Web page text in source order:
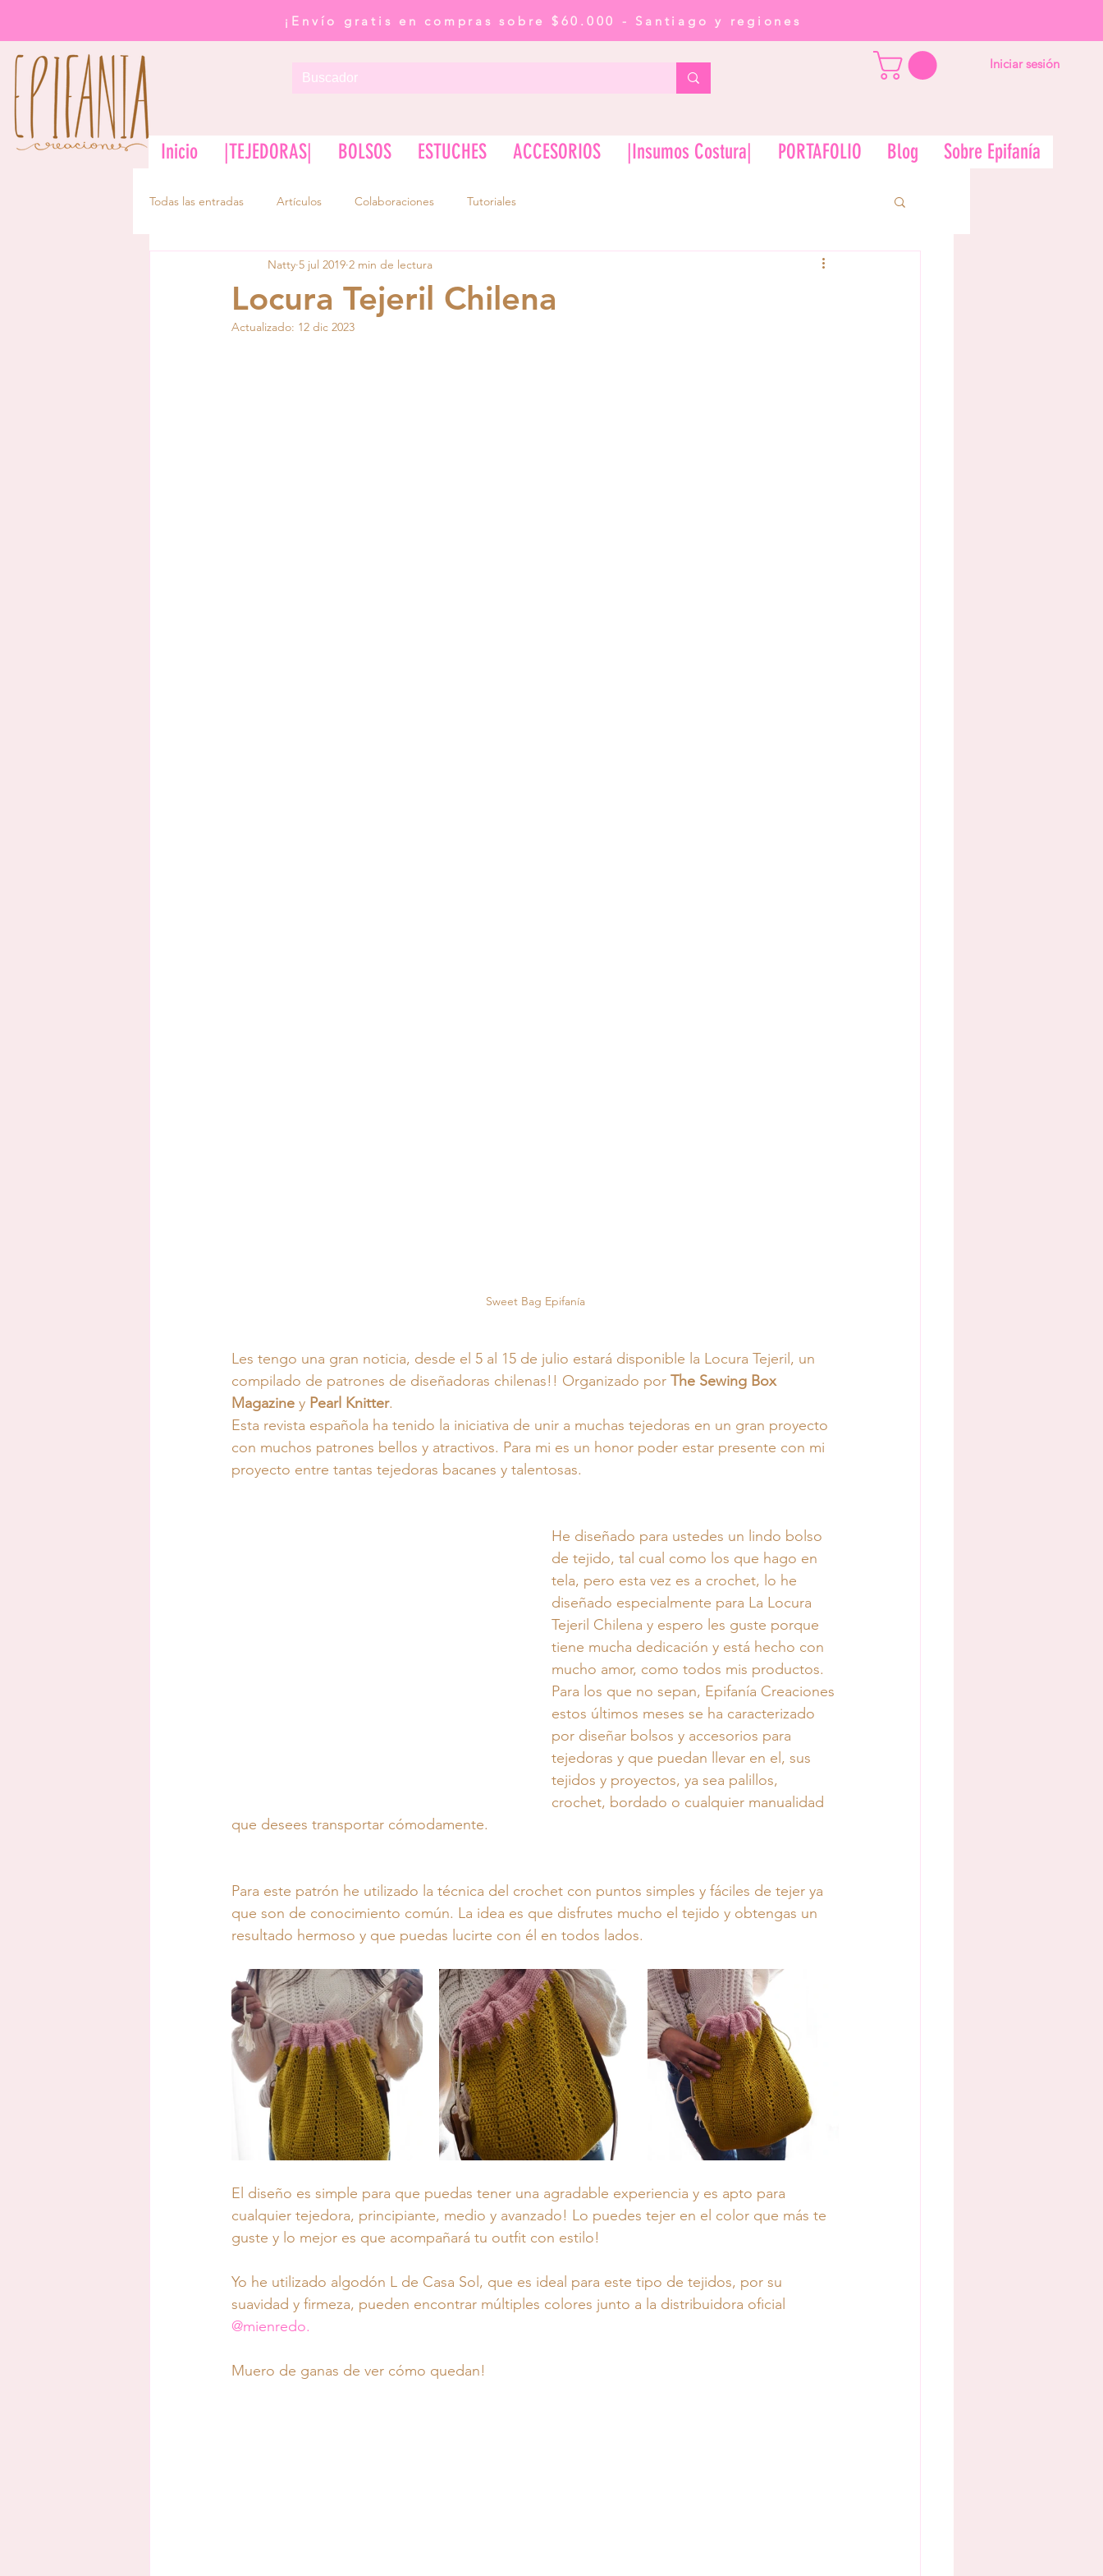
¡Envío gratis en compras sobre $60.000 - Santiago y regiones
Iniciar sesión
Inicio |TEJEDORAS| BOLSOS ESTUCHES ACCESORIOS |Insumos Costura| PORTAFOLIO Blog Sobre Epifanía
Todas las entradas Artículos Colaboraciones Tutoriales
Locura Tejeril Chilena
Natty 5 jul 2019 2 min de lectura
Actualizado: 12 dic 2023
Sweet Bag Epifanía
Les tengo una gran noticia, desde el 5 al 15 de julio estará disponible la Locura Tejeril, un
compilado de patrones de diseñadoras chilenas!! Organizado por The Sewing Box
Magazine y Pearl Knitter.
Esta revista española ha tenido la iniciativa de unir a muchas tejedoras en un gran proyecto
con muchos patrones bellos y atractivos. Para mi es un honor poder estar presente con mi
proyecto entre tantas tejedoras bacanes y talentosas.
He diseñado para ustedes un lindo bolso
de tejido, tal cual como los que hago en
tela, pero esta vez es a crochet, lo he
diseñado especialmente para La Locura
Tejeril Chilena y espero les guste porque
tiene mucha dedicación y está hecho con
mucho amor, como todos mis productos.
Para los que no sepan, Epifanía Creaciones
estos últimos meses se ha caracterizado
por diseñar bolsos y accesorios para
tejedoras y que puedan llevar en el, sus
tejidos y proyectos, ya sea palillos,
crochet, bordado o cualquier manualidad
que desees transportar cómodamente.
Para este patrón he utilizado la técnica del crochet con puntos simples y fáciles de tejer ya
que son de conocimiento común. La idea es que disfrutes mucho el tejido y obtengas un
resultado hermoso y que puedas lucirte con él en todos lados.
El diseño es simple para que puedas tener una agradable experiencia y es apto para
cualquier tejedora, principiante, medio y avanzado! Lo puedes tejer en el color que más te
guste y lo mejor es que acompañará tu outfit con estilo!
Yo he utilizado algodón L de Casa Sol, que es ideal para este tipo de tejidos, por su
suavidad y firmeza, pueden encontrar múltiples colores junto a la distribuidora oficial
@mienredo.
Muero de ganas de ver cómo quedan!